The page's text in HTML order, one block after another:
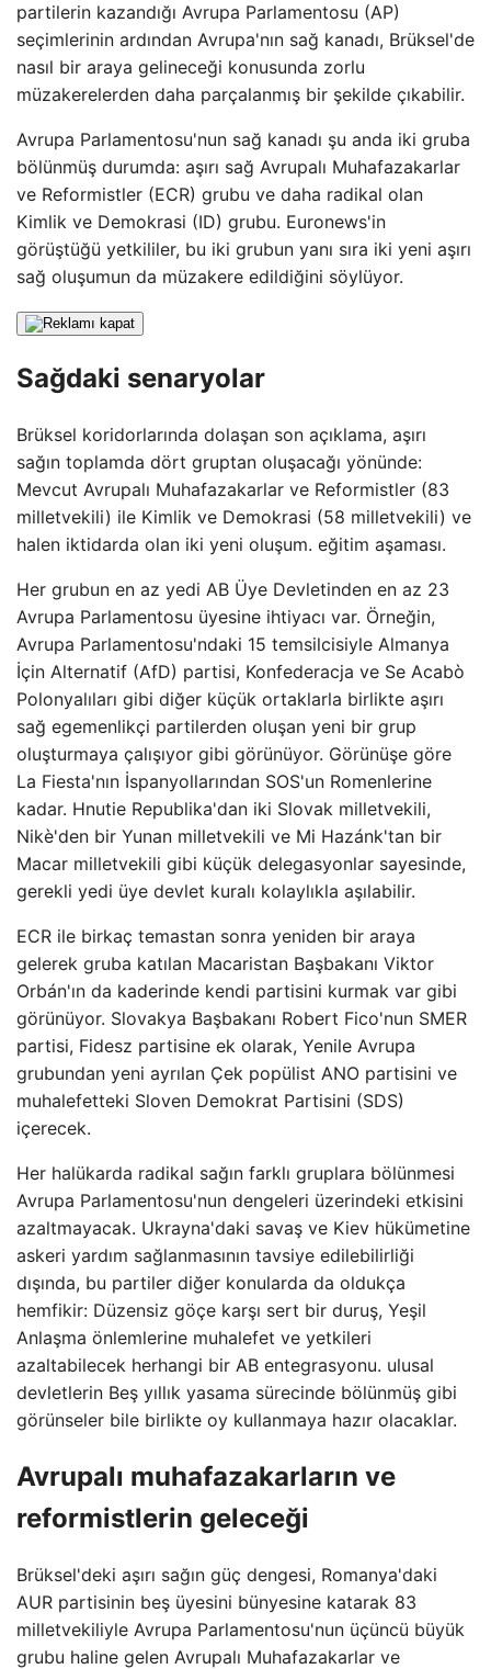
partilerin kazandığı Avrupa Parlamentosu (AP)
seçimlerinin ardından Avrupa'nın sağ kanadı, Brüksel'de
nasıl bir araya gelineceği konusunda zorlu
müzakerelerden daha parçalanmış bir şekilde çıkabilir.
Avrupa Parlamentosu'nun sağ kanadı şu anda iki gruba
bölünmüş durumda: aşırı sağ Avrupalı ​​Muhafazakarlar
ve Reformistler (ECR) grubu ve daha radikal olan
Kimlik ve Demokrasi (ID) grubu. Euronews'in
görüştüğü yetkililer, bu iki grubun yanı sıra iki yeni aşırı
sağ oluşumun da müzakere edildiğini söylüyor.
Sağdaki senaryolar
Brüksel koridorlarında dolaşan son açıklama, aşırı
sağın toplamda dört gruptan oluşacağı yönünde:
Mevcut Avrupalı ​​Muhafazakarlar ve Reformistler (83
milletvekili) ile Kimlik ve Demokrasi (58 milletvekili) ve
halen iktidarda olan iki yeni oluşum. eğitim aşaması.
Her grubun en az yedi AB Üye Devletinden en az 23
Avrupa Parlamentosu üyesine ihtiyacı var. Örneğin,
Avrupa Parlamentosu'ndaki 15 temsilcisiyle Almanya
İçin Alternatif (AfD) partisi, Konfederacja ve Se Acabò
Polonyalıları gibi diğer küçük ortaklarla birlikte aşırı
sağ egemenlikçi partilerden oluşan yeni bir grup
oluşturmaya çalışıyor gibi görünüyor. Görünüşe göre
La Fiesta'nın İspanyollarından SOS'un Romenlerine
kadar. Hnutie Republika'dan iki Slovak milletvekili,
Nikè'den bir Yunan milletvekili ve Mi Hazánk'tan bir
Macar milletvekili gibi küçük delegasyonlar sayesinde,
gerekli yedi üye devlet kuralı kolaylıkla aşılabilir.
ECR ile birkaç temastan sonra yeniden bir araya
gelerek gruba katılan Macaristan Başbakanı Viktor
Orbán'ın da kaderinde kendi partisini kurmak var gibi
görünüyor. Slovakya Başbakanı Robert Fico'nun SMER
partisi, Fidesz partisine ek olarak, Yenile Avrupa
grubundan yeni ayrılan Çek popülist ANO partisini ve
muhalefetteki Sloven Demokrat Partisini (SDS)
içerecek.
Her halükarda radikal sağın farklı gruplara bölünmesi
Avrupa Parlamentosu'nun dengeleri üzerindeki etkisini
azaltmayacak. Ukrayna'daki savaş ve Kiev hükümetine
askeri yardım sağlanmasının tavsiye edilebilirliği
dışında, bu partiler diğer konularda da oldukça
hemfikir: Düzensiz göçe karşı sert bir duruş, Yeşil
Anlaşma önlemlerine muhalefet ve yetkileri
azaltabilecek herhangi bir AB entegrasyonu. ulusal
devletlerin Beş yıllık yasama sürecinde bölünmüş gibi
görünseler bile birlikte oy kullanmaya hazır olacaklar.
Avrupalı ​​muhafazakarların ve
reformistlerin geleceği
Brüksel'deki aşırı sağın güç dengesi, Romanya'daki
AUR partisinin beş üyesini bünyesine katarak 83
milletvekiliyle Avrupa Parlamentosu'nun üçüncü büyük
grubu haline gelen Avrupalı ​​Muhafazakarlar ve